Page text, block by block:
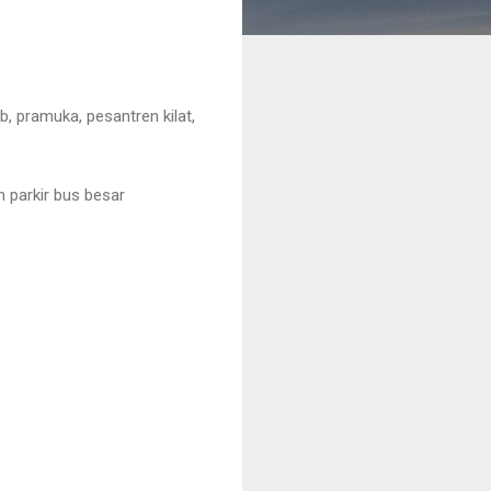
pramuka, pesantren kilat,
parkir bus besar